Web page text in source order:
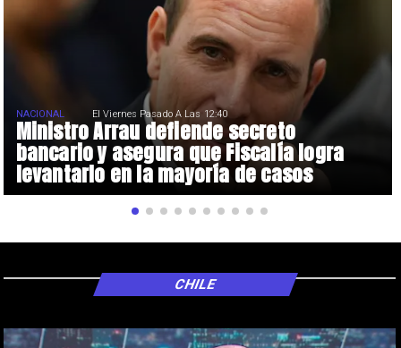
Ministro Arrau defiende secreto
bancario y asegura que Fiscalía logra
levantarlo en la mayoría de casos
NACIONAL El Viernes Pasado A Las 12:40
CHILE